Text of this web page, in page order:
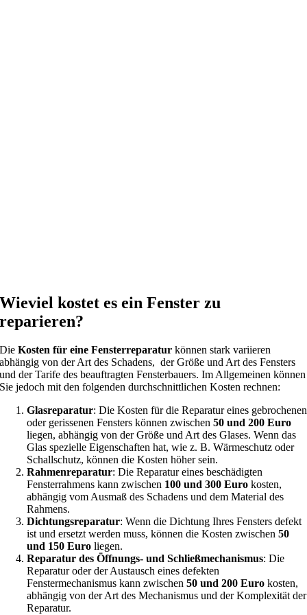
Wieviel kostet es ein Fenster zu
reparieren?
DieKosten für eine Fensterreparatur können stark variieren
abhängig von der Art des Schadens, der Größe und Art des Fensters
und der Tarife des beauftragten Fensterbauers. Im Allgemeinen können
Sie jedoch mit den folgenden durchschnittlichen Kosten rechnen:
Glasreparatur: Die Kosten für die Reparatur eines gebrochenen
oder gerissenen Fensters können zwischen50 und 200 Euro
liegen, abhängig von der Größe und Art des Glases. Wenn das
Glas spezielle Eigenschaften hat, wie z. B. Wärmeschutz oder
Schallschutz, können die Kosten höher sein.
Rahmenreparatur: Die Reparatur eines beschädigten
Fensterrahmens kann zwischen 100 und 300 Euro kosten,
abhängig vom Ausmaß des Schadens und dem Material des
Rahmens.
Dichtungsreparatur: Wenn die Dichtung Ihres Fensters defekt
ist und ersetzt werden muss, können die Kosten zwischen 50
und 150 Euro liegen.
Reparatur des Öffnungs- und Schließmechanismus: Die
Reparatur oder der Austausch eines defekten
Fenstermechanismus kann zwischen50 und 200 Euro kosten,
abhängig von der Art des Mechanismus und der Komplexität der
Reparatur.